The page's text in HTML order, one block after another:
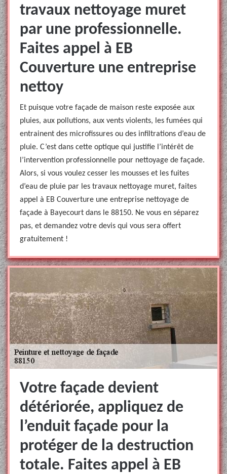
travaux nettoyage muret
par une professionnelle.
Faites appel à EB
Couverture une entreprise
nettoy
Et puisque votre façade de maison reste exposée aux
pluies, aux pollutions, aux vents violents, les fumées qui
entrainent des microfissures ou des infiltrations d’eau de
pluie. C’est dans cette optique qui justifie l’intérêt de
l’intervention professionnelle pour nettoyage de façade.
Alors, si vous voulez cesser les mousses et les fuites
d’eau de pluie par les travaux nettoyage muret, faites
appel à EB Couverture une entreprise nettoyage de
façade à Bayecourt dans le 88150. Ne vous en séparez
pas, et demandez votre devis qui vous sera offert
gratuitement !
Votre façade devient
détériorée, appliquez de
l’enduit façade pour la
protéger de la destruction
totale. Faites appel à EB